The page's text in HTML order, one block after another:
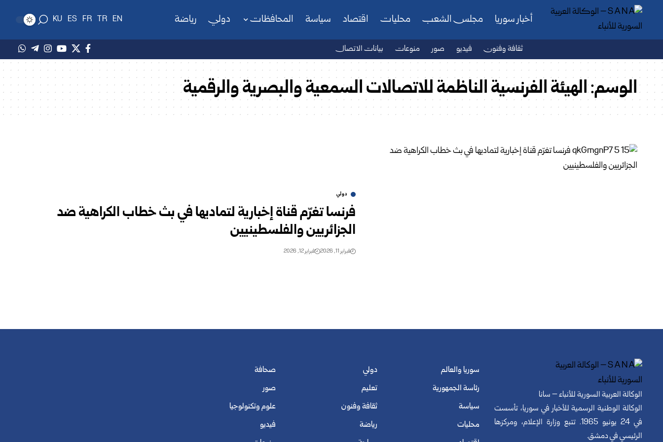
أخبار سوريا مجلس الشعب محليات اقتصاد سياسة المحافظات دولي رياضة EN
TR
FR
ES
KU
ثقافة وفنون فيديو صور منوعات بيانات الاتصال
الوسم:الهيئة الفرنسية الناظمة للاتصالات السمعية والبصرية والرقمية
دولي
فرنسا تغرّم قناة إخبارية لتماديها في بث خطاب الكراهية ضد
الجزائريين والفلسطينيين
فبراير 11, 2026 فبراير 12, 2026
الوكالة العربية السورية للأنباء – سانا
الوكالة الوطنية الرسمية للأخبار في سوريا، تأسست
في 24 يونيو 1965. تتبع وزارة الإعلام، ومركزها
الرئيسي في دمشق.
سوريا والعالم
رئاسة الجمهورية
سياسة
محليات
دولي
تعليم
ثقافة وفنون
رياضة
صحافة
صور
علوم وتكنولوجيا
فيديو